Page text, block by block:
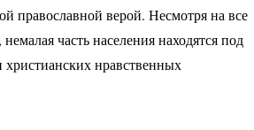
православной верой. Несмотря на все
часть населения находятся под
нравственных